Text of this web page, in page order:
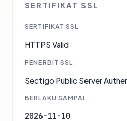
SERTIFIKAT SSL
SERTIFIKAT SSL
HTTPS Valid
PENERBIT SSL
Sectigo Public Server
BERLAKU SAMPAI
2026-11-10